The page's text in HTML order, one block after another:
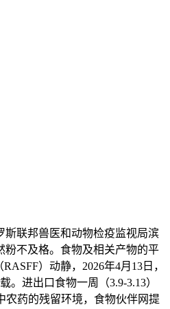
联邦兽医和动物检疫监视局滨
粉不及格。食物及相关产物的平
）动静，2026年4月13日，
进出口食物一周（3.9-3.13）
农药的残留环境，食物伙伴网提